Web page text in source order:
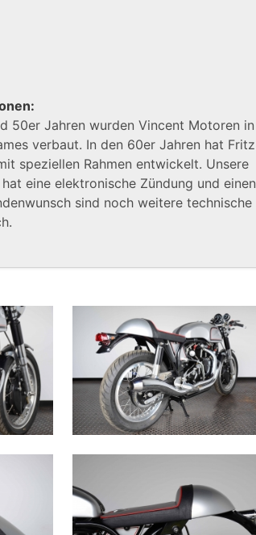
50er Jahren wurden Vincent Motoren in
verbaut. In den 60er Jahren hat Fritz
speziellen Rahmen entwickelt. Unsere
eine elektronische Zündung und einen
sind noch weitere technische